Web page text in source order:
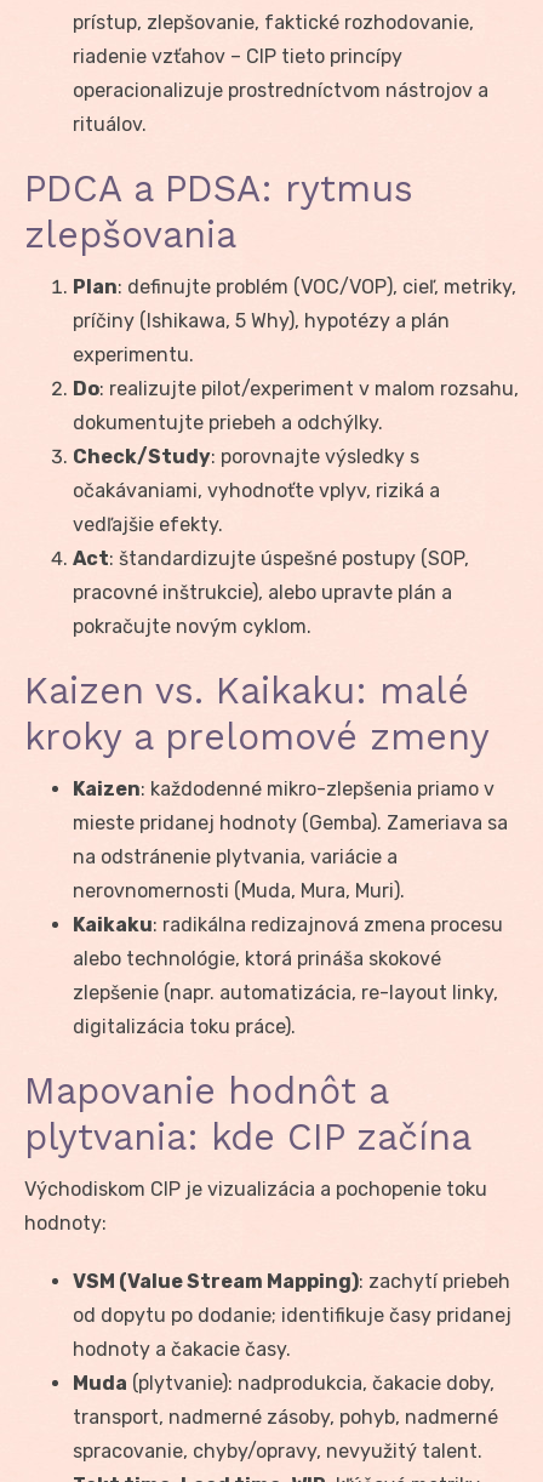
prístup, zlepšovanie, faktické rozhodovanie,
riadenie vzťahov – CIP tieto princípy
operacionalizuje prostredníctvom nástrojov a
rituálov.
PDCA a PDSA: rytmus
zlepšovania
Plan: definujte problém (VOC/VOP), cieľ, metriky,
príčiny (Ishikawa, 5 Why), hypotézy a plán
experimentu.
Do: realizujte pilot/experiment v malom rozsahu,
dokumentujte priebeh a odchýlky.
Check/Study: porovnajte výsledky s
očakávaniami, vyhodnoťte vplyv, riziká a
vedľajšie efekty.
Act: štandardizujte úspešné postupy (SOP,
pracovné inštrukcie), alebo upravte plán a
pokračujte novým cyklom.
Kaizen vs. Kaikaku: malé
kroky a prelomové zmeny
Kaizen: každodenné mikro-zlepšenia priamo v
mieste pridanej hodnoty (Gemba). Zameriava sa
na odstránenie plytvania, variácie a
nerovnomernosti (Muda, Mura, Muri).
Kaikaku: radikálna redizajnová zmena procesu
alebo technológie, ktorá prináša skokové
zlepšenie (napr. automatizácia, re-layout linky,
digitalizácia toku práce).
Mapovanie hodnôt a
plytvania: kde CIP začína
Východiskom CIP je vizualizácia a pochopenie toku
hodnoty:
VSM (Value Stream Mapping): zachytí priebeh
od dopytu po dodanie; identifikuje časy pridanej
hodnoty a čakacie časy.
Muda (plytvanie): nadprodukcia, čakacie doby,
transport, nadmerné zásoby, pohyb, nadmerné
spracovanie, chyby/opravy, nevyužitý talent.